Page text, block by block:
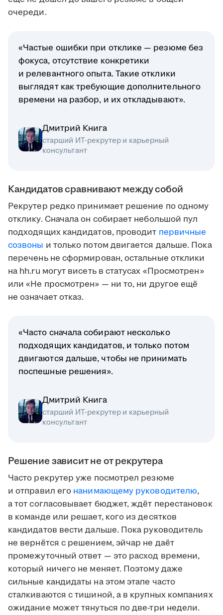
очереди.
«Частые ошибки при отклике — резюме без
фокуса, отсутствие конкретики
и релевантного опыта. Такие отклики
выглядят как требующие дополнительного
времени на разбор, и их откладывают».
Дмитрий Книга
старший ИТ-рекрутер и карьерный
консультант
Кандидатов сравнивают между собой
Рекрутер редко принимает решение по одному
отклику. Сначала он собирает небольшой пул
подходящих кандидатов, проводит первичные
созвоны и только потом двигается дальше. Пока
перечень не сформирован, остальные отклики
на hh.ru могут висеть в статусах «Просмотрен»
или «Не просмотрен» — ни то, ни другое ещё
не означает отказ.
«Часто сначала собирают несколько
подходящих кандидатов, и только потом
двигаются дальше, чтобы не принимать
поспешные решения».
Дмитрий Книга
старший ИТ-рекрутер и карьерный
консультант
Решение зависит не от рекрутера
Часто рекрутер уже посмотрел резюме
и отправил его нанимающему руководителю,
а тот согласовывает бюджет, ждёт перестановок
в команде или решает, кого из десятков
кандидатов вести дальше. Пока руководитель
не вернётся с решением, эйчар не даёт
промежуточный ответ — это расход времени,
который ничего не меняет. Поэтому даже
сильные кандидаты на этом этапе часто
сталкиваются с тишиной, а в крупных компаниях
ожидание может тянуться по две-три недели.